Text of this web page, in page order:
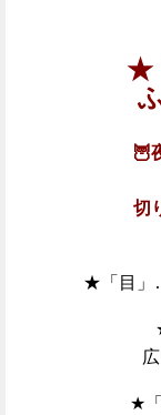
★
🦉
切
★「目」
★